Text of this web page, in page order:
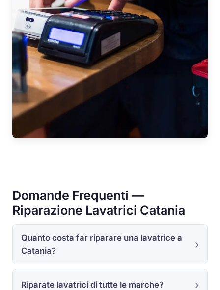
Domande Frequenti —
Riparazione Lavatrici Catania
Quanto costa far riparare una lavatrice a
Catania?
Riparate lavatrici di tutte le marche?